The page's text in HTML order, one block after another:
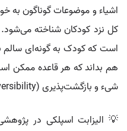
اشیاء و موضوعات گوناگون به
کل نزد کودکان شناخته
است که کودک به گونه‌ای سالم به
هم بداند که هر قاعده ممکن
شیء و بازگشت‌پذیری (Reversibility) در این مرحله شکل می‌گیرد.
💡 الیزابت اسپلکی در